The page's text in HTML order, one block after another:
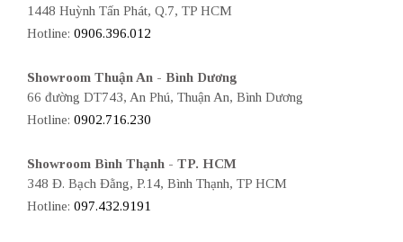
1448 Huỳnh Tấn Phát, Q.7, TP HCM
Hotline: 0906.396.012
Showroom Thuận An - Bình Dương
66 đường DT743, An Phú, Thuận An, Bình Dương
Hotline: 0902.716.230
Showroom Bình Thạnh - TP. HCM
348 Đ. Bạch Đằng, P.14, Bình Thạnh, TP HCM
Hotline: 097.432.9191